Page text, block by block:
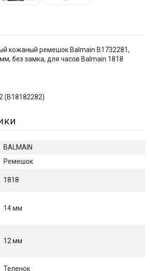
кожаный ремешок Balmain B1732281,
без замка, для часов Balmain 1818
(B18182282)
BALMAIN
Ремешок
1818
14 мм
12 мм
Теленок